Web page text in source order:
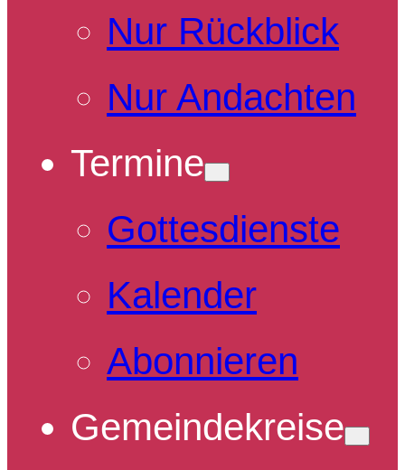
Nur Rückblick
Nur Andachten
Termine
Gottesdienste
Kalender
Abonnieren
Gemeindekreise